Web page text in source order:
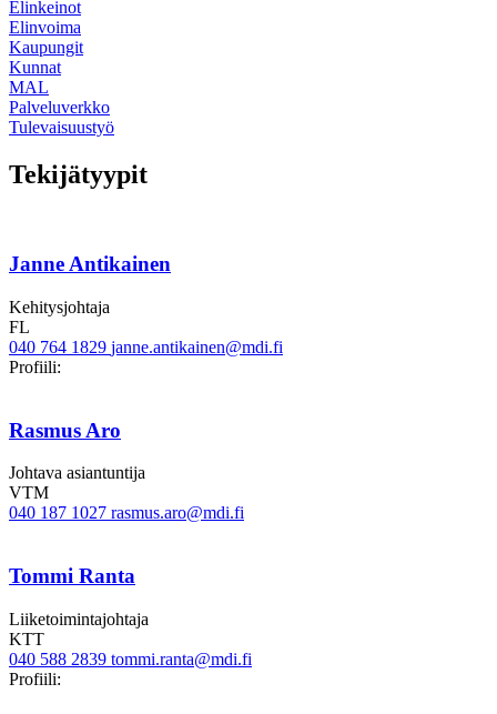
Elinkeinot
Elinvoima
Kaupungit
Kunnat
MAL
Palveluverkko
Tulevaisuustyö
Tekijätyypit
Janne Antikainen
Kehitysjohtaja
FL
040 764 1829 janne.antikainen@mdi.fi
Profiili:
Rasmus Aro
Johtava asiantuntija
VTM
040 187 1027 rasmus.aro@mdi.fi
Tommi Ranta
Liiketoimintajohtaja
KTT
040 588 2839 tommi.ranta@mdi.fi
Profiili: